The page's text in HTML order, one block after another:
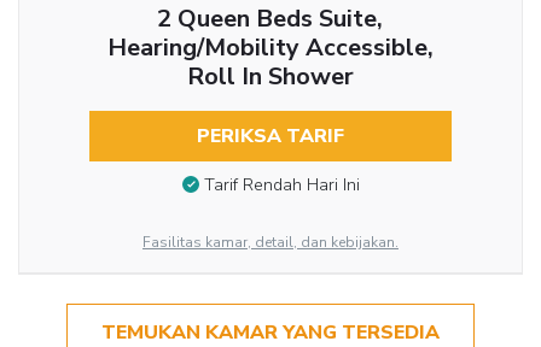
2 Queen Beds Suite,
Hearing/Mobility Accessible,
Roll In Shower
PERIKSA TARIF
Tarif Rendah Hari Ini
Fasilitas kamar, detail, dan kebijakan.
TEMUKAN KAMAR YANG TERSEDIA